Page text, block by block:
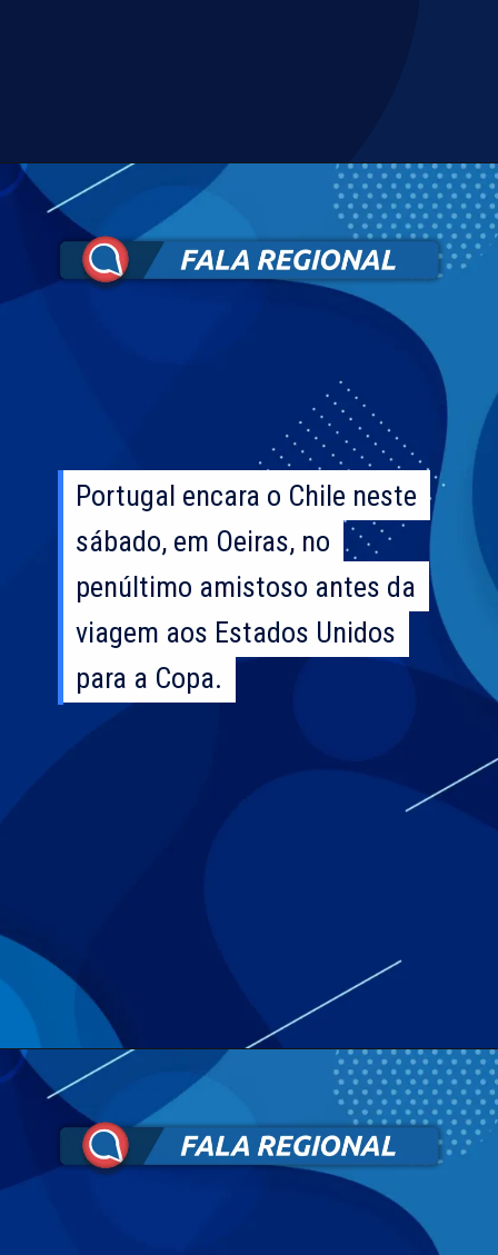
Portugal encara o Chile neste
sábado, em Oeiras, no
penúltimo amistoso antes da
viagem aos Estados Unidos
para a Copa.
Portugal encara o Chile neste
sábado, em Oeiras, no
penúltimo amistoso antes da
viagem aos Estados Unidos
para a Copa.